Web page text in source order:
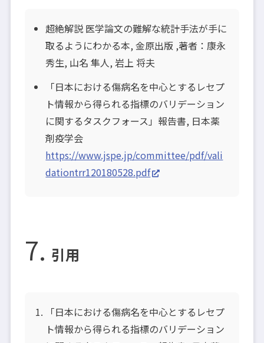
超絶解説 医学論文の難解な統計手法が手に
取るようにわかる本, 金原出版 ,著者：康永
秀生, 山名 隼人, 岩上 将夫
「日本における傷病名を中心とするレセプ
ト情報から得られる指標のバリデーション
に関するタスクフォース」報告書, 日本薬
剤疫学会
https://www.jspe.jp/committee/pdf/vali
dationtrr120180528.pdf
引用
「日本における傷病名を中心とするレセプ
ト情報から得られる指標のバリデーション